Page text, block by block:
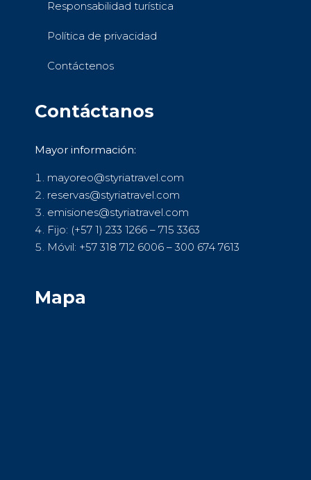
Responsabilidad turística
Política de privacidad
Contáctenos
Contáctanos
Mayor información:
mayoreo@styriatravel.com
reservas@styriatravel.com
emisiones@styriatravel.com
Fijo: (+57 1) 233 1266 – 715 3363
Móvil: +57 318 712 6006 – 300 674 7613
Mapa